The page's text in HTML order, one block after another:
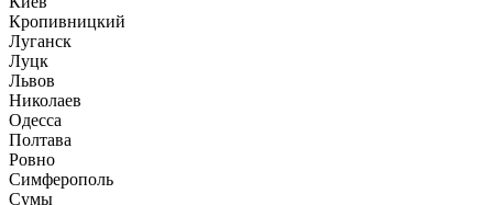
Кропивницкий
Луганск
Луцк
Львов
Николаев
Одесса
Полтава
Ровно
Симферополь
Сумы